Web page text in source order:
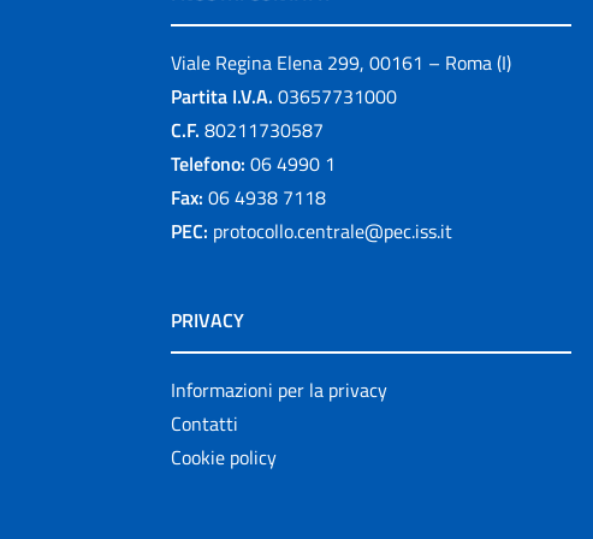
Viale Regina Elena 299, 00161 – Roma (I)
Partita I.V.A. 03657731000
C.F. 80211730587
Telefono: 06 4990 1
Fax: 06 4938 7118
PEC: protocollo.centrale@pec.iss.it
PRIVACY
Informazioni per la privacy
Contatti
Cookie policy